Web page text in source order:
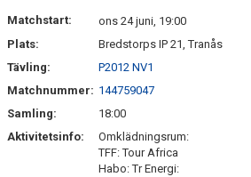
STYRELSE
DOKUMENT
BILDGALLERI
Matchstart:
ons 24 juni, 19:00
Plats:
Bredstorps IP 21, Tranås
Tävling:
P2012 NV1
Matchnummer: 144759047
Samling:
18:00
Aktivitetsinfo:
Omklädningsrum:
TFF: Tour Africa
Habo: Tr Energi: